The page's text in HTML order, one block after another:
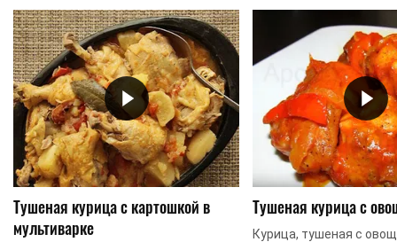
Тушеная курица с картошкой в
мультиварке
Тушеная курица с
Курица, тушеная с